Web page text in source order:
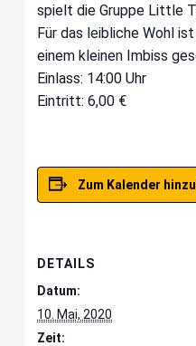
spielt die Gruppe Little
Für das leibliche Wohl
einem kleinen Imbiss
Einlass: 14:00 Uhr
Eintritt: 6,00 €
Zum Kalender
DETAILS
Datum:
10. Mai, 2020
Zeit: